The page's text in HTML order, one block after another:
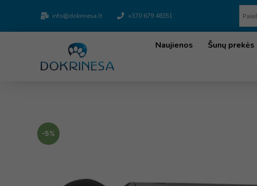
info@dokrinesa.lt +370 679 48351
Naujienos Šunų prekės
-5%